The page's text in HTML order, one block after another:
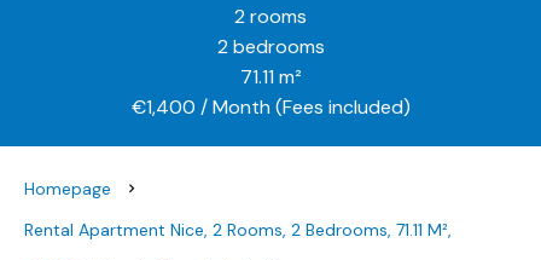
2 rooms
2 bedrooms
71.11 m²
€1,400 / Month (Fees included)
Homepage
Rental Apartment Nice, 2 Rooms, 2 Bedrooms, 71.11 M²,